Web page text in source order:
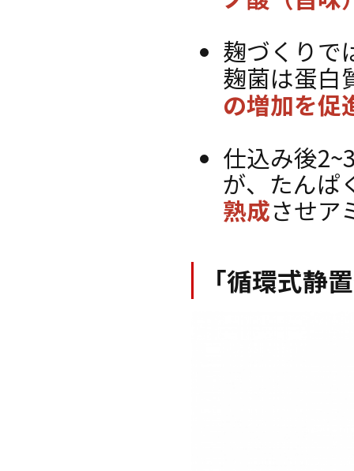
麹づくりで
麹菌は蛋白
の増加を促
仕込み後
が、たんぱ
熟成させア
「循環式静